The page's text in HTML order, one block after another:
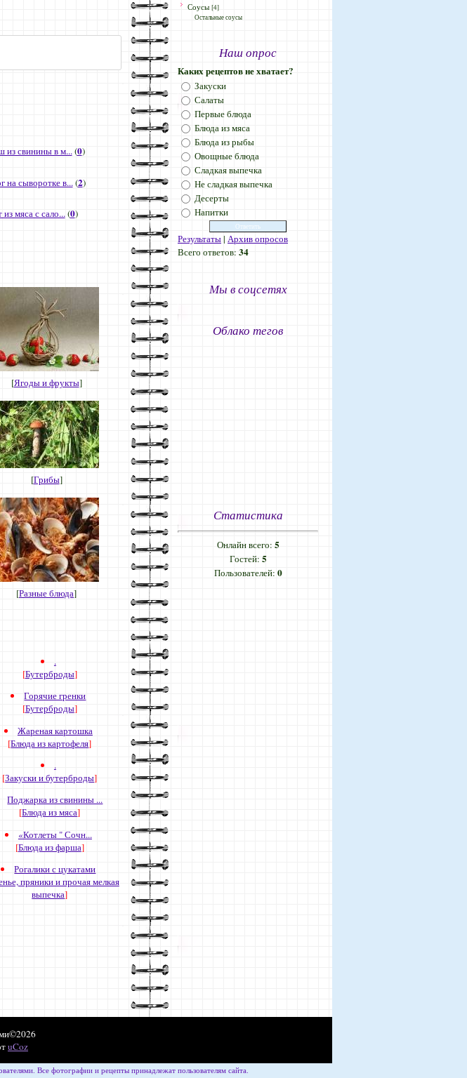
из свинины в м...(0)
на сыворотке в...(2)
из мяса с сало...(0)
[Ягоды и фрукты]
[Грибы]
[Разные блюда]
.
[Бутерброды]
Горячие гренки
[Бутерброды]
Жареная картошка
[Блюда из картофеля]
.
[Закуски и бутерброды]
Поджарка из свинины ...
[Блюда из мяса]
«Котлеты " Сочн...
[Блюда из фарша]
Рогалики с цукатами
пряники и прочая мелкая
выпечка]
Соусы [4]
Остальные соусы
Наш опрос
Каких рецептов не хватает?
Закуски
Салаты
Первые блюда
Блюда из мяса
Блюда из рыбы
Овощные блюда
Сладкая выпечка
Не сладкая выпечка
Десерты
Напитки
Результаты| Архив опросов
Всего ответов: 34
Мы в соцсетях
Облако тегов
Статистика
Онлайн всего: 5
Гостей: 5
Пользователей: 0
uCoz
Все фотографии и рецепты принадлежат пользователям сайта.